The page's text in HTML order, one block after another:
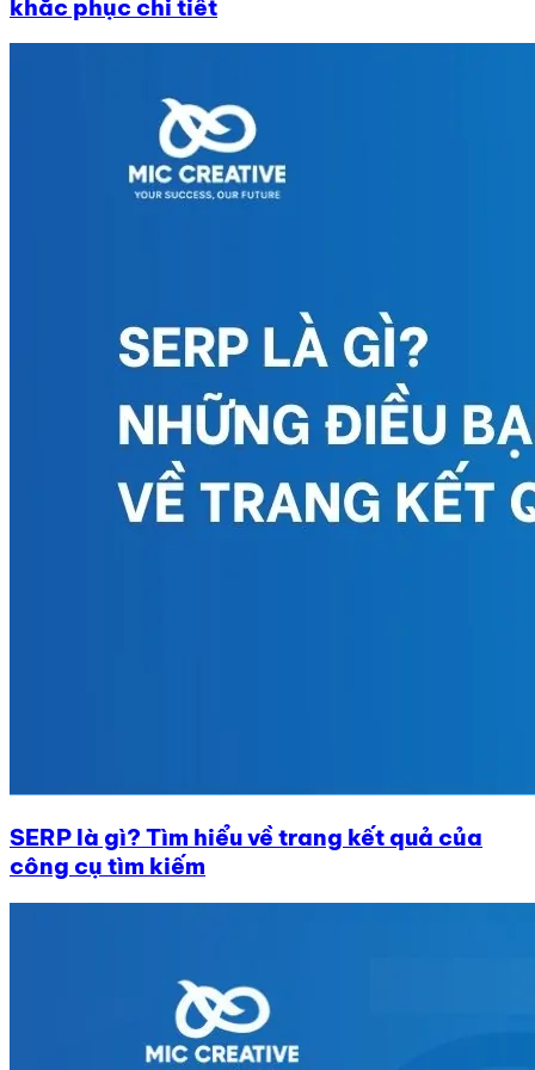
khắc phục chi tiết
SERP là gì? Tìm hiểu về trang kết quả của
công cụ tìm kiếm